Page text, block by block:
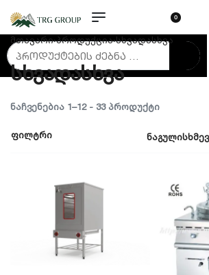
0
მთავარი›პროდუქცია›სხვადასხვა
სხვადასხვა
ᲜᲐᲩᲕᲔᲜᲔᲑᲘᲐ 1–12 - 33 ᲞᲠᲝᲓᲣᲥᲢᲘ
ფილტრი